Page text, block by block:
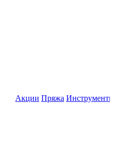
Акции Пряжа Инструменты